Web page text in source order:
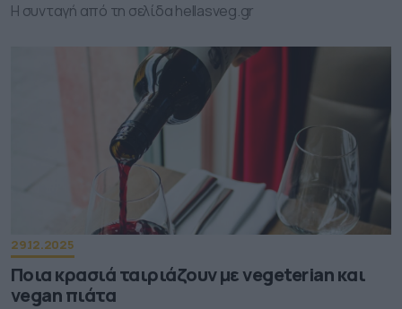
Η συνταγή από τη σελίδα hellasveg.gr
29.12.2025
Ποια κρασιά ταιριάζουν με vegeterian και
vegan πιάτα